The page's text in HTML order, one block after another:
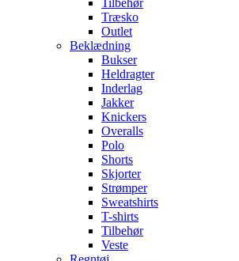
Tilbehør
Træsko
Outlet
Beklædning
Bukser
Heldragter
Inderlag
Jakker
Knickers
Overalls
Polo
Shorts
Skjorter
Strømper
Sweatshirts
T-shirts
Tilbehør
Veste